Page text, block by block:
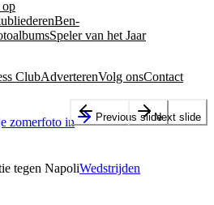
Ben-
Speler van het Jaar
ClubAdverterenVolg onsContact
zomerfoto in
Wedstrijden
Previous slideNext slide